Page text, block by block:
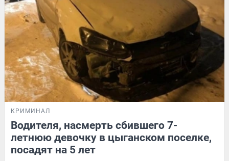
КРИМИНАЛ
Водителя, насмерть сбившего 7-
летнюю девочку в цыганском поселке,
посадят на 5 лет